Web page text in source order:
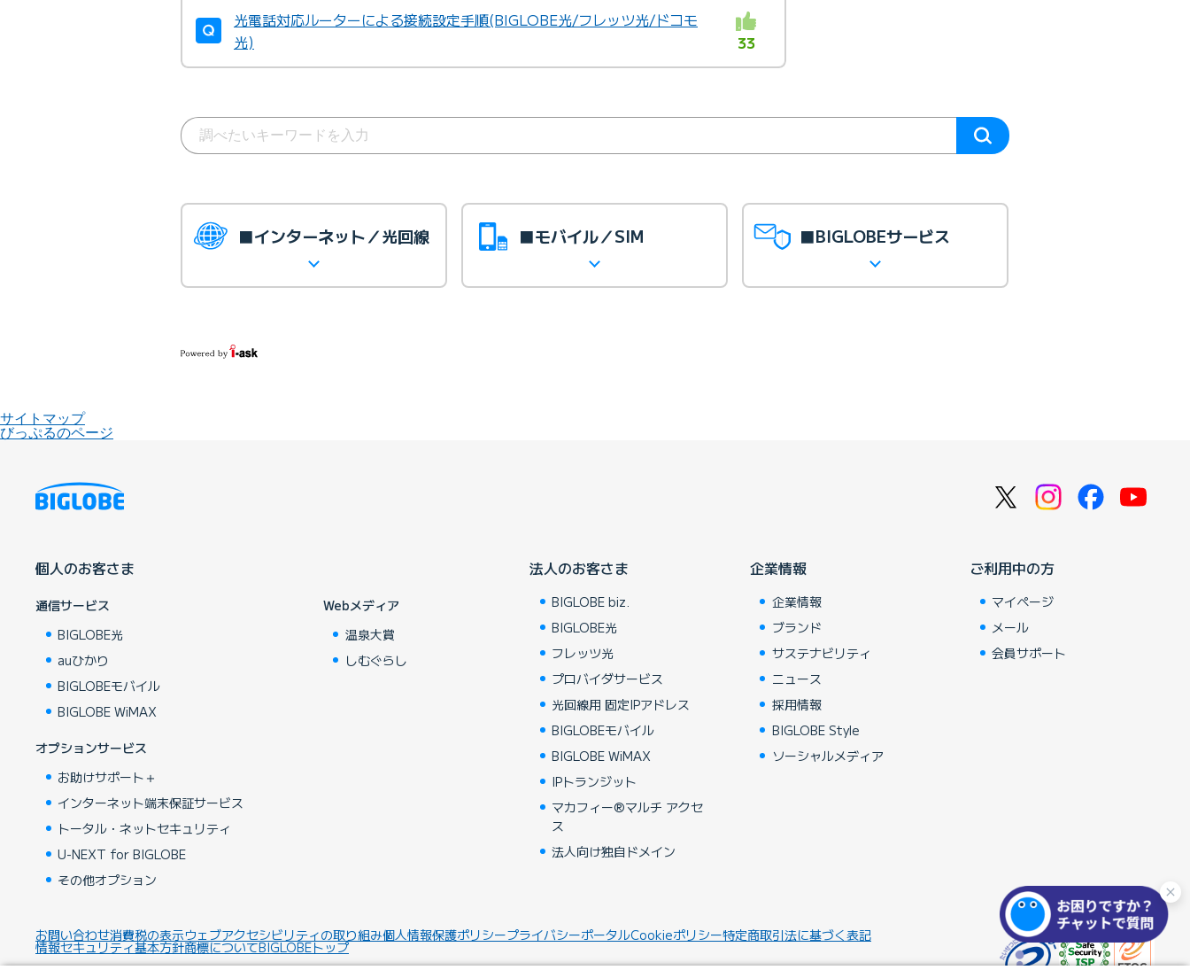
光電話対応ルーターによる接続設定手順(BIGLOBE光/フレッツ光/ドコモ
光)
33
■インターネット／光回線 ■モバイル／SIM ■BIGLOBEサービス
サイトマップ
びっぷるのページ
個人のお客さま
通信サービス
BIGLOBE光
auひかり
BIGLOBEモバイル
BIGLOBE WiMAX
オプションサービス
お助けサポート＋
インターネット端末保証サービス
トータル・ネットセキュリティ
U-NEXT for BIGLOBE
その他オプション
Webメディア
温泉大賞
しむぐらし
法人のお客さま
BIGLOBE biz.
BIGLOBE光
フレッツ光
プロバイダサービス
光回線用 固定IPアドレス
BIGLOBEモバイル
BIGLOBE WiMAX
IPトランジット
マカフィー®マルチ アクセ
ス
法人向け独自ドメイン
企業情報
企業情報
ブランド
サステナビリティ
ニュース
採用情報
BIGLOBE Style
ソーシャルメディア
ご利用中の方
マイページ
メール
会員サポート
お問い合わせ消費税の表示ウェブアクセシビリティの取り組み個人情報保護ポリシープライバシーポータルCookieポリシー特定商取引法に基づく表記
情報セキュリティ基本方針商標についてBIGLOBEトップ